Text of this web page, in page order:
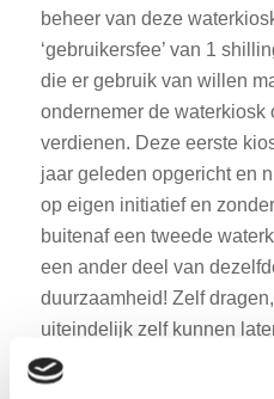
beheer van deze
‘gebruikersfee’ van 1
die er gebruik van willen
ondernemer de waterkiosk
verdienen. Deze eerste
jaar geleden opgericht en
op eigen initiatief en
buitenaf een tweede
een ander deel van
duurzaamheid! Zelf
uiteindelijk zelf kunnen